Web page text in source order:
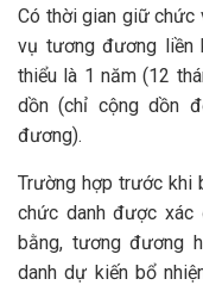
Có thời gian giữ chức
vụ tương đương liền
thiểu là 1 năm (12
dồn (chỉ cộng dồn
đương).
Trường hợp trước khi
chức danh được xác
bằng, tương đương
danh dự kiến bổ